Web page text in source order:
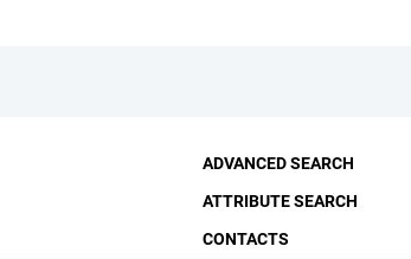
ADVANCED SEARCH
ATTRIBUTE SEARCH
CONTACTS